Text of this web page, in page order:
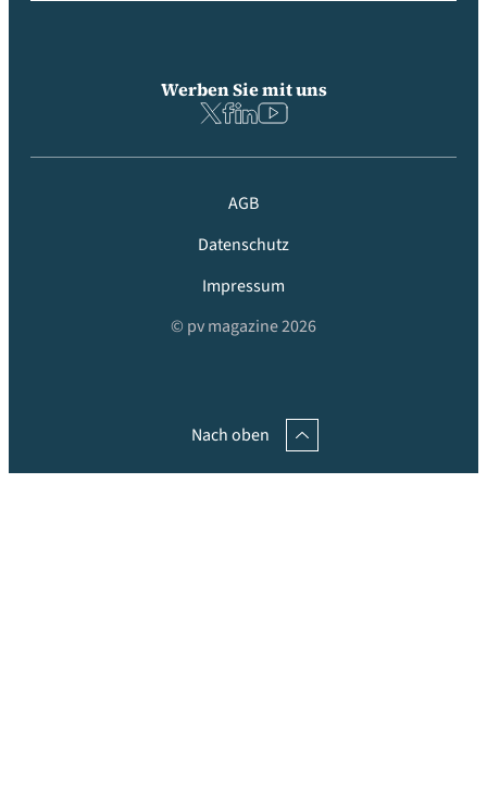
Werben Sie mit uns
AGB
Datenschutz
Impressum
© pv magazine 2026
Nach oben